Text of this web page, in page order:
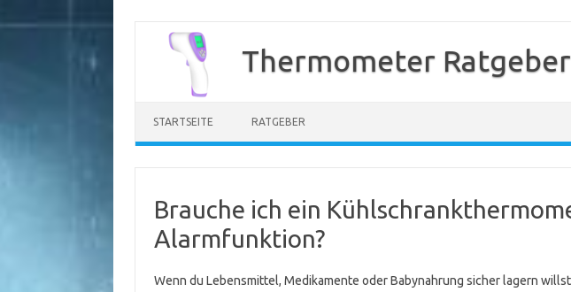
springen
Thermometer Ratgeber
STARTSEITE RATGEBER
Brauche ich ein
Alarmfunktion?
Wenn du Lebensmittel, Medikamente oder Babynahrung sicher lagern